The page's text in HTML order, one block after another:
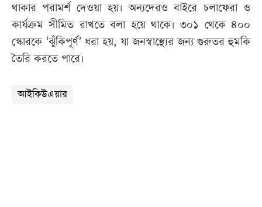
থাকার পরামর্শ দেওয়া হয়। অন্যদেরও বাইরে চলাফেরা ও
কার্যক্রম সীমিত রাখতে বলা হয়ে থাকে। ৩০১ থেকে ৪০০
স্কোরকে ‘ঝুঁকিপূর্ণ’ ধরা হয়, যা জনস্বাস্থ্যের জন্য গুরুতর হুমকি
তৈরি করতে পারে।
আইকিউএয়ার